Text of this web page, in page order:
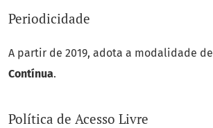
Periodicidade
A partir de 2019, adota a modalidade de
Contínua.
Política de Acesso Livre